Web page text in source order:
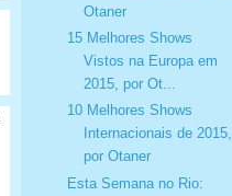
Otaner
15 Melhores Shows
Vistos na Europa em
2015, por Ot...
10 Melhores Shows
Internacionais de 2015,
por Otaner
Esta Semana no Rio: